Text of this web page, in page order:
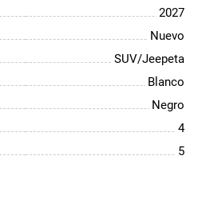
2027
Nuevo
SUV/Jeepeta
Blanco
Negro
4
5